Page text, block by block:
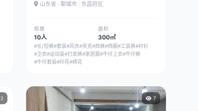
山东省 · 聊城市 · 东昌府区
规模
10人
面积
300㎡
#长/短裤#套装#风衣#夹克#西裤#西服#工装裤#衬衫
#卫衣#运动装#打底裤#家居服#牛仔上衣#牛仔裤
#牛仔套装#印花#绣花
2 7